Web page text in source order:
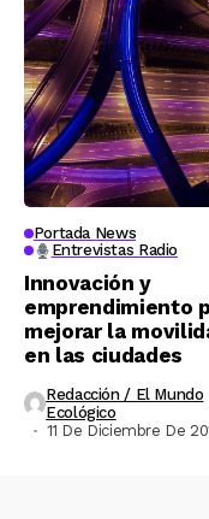
Portada News
Entrevistas Radio
Innovación y
emprendimiento
mejorar la
en las ciudades
Redacción / El Mundo
Ecológico
11 De Diciembre De